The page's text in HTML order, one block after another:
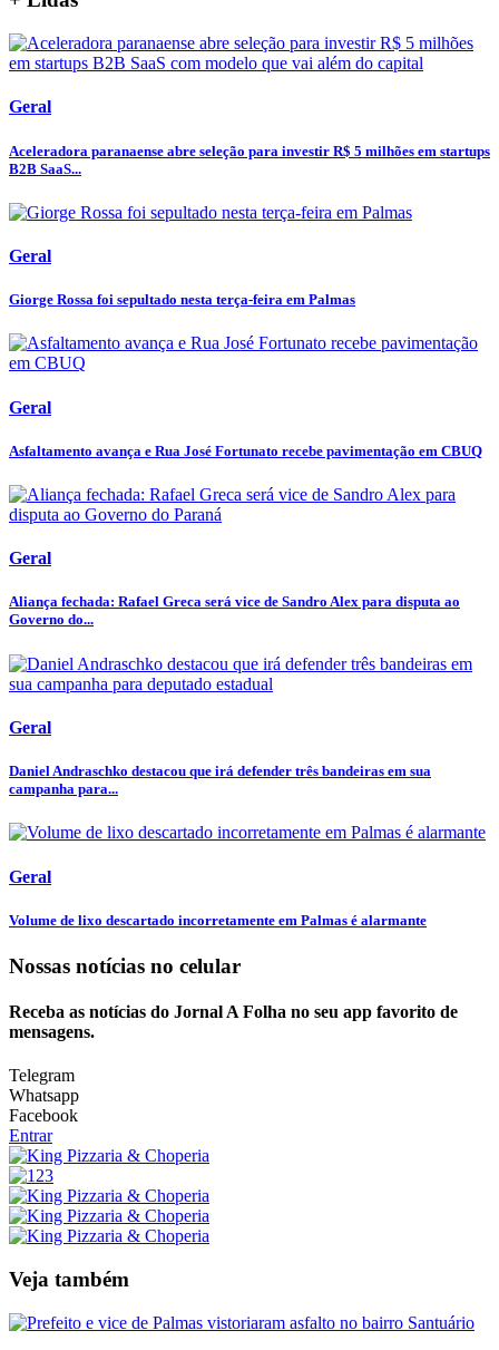
Geral
Aceleradora paranaense abre seleção para investir R$ 5 milhões em startups
B2B SaaS...
Geral
Giorge Rossa foi sepultado nesta terça-feira em Palmas
Geral
Asfaltamento avança e Rua José Fortunato recebe pavimentação em CBUQ
Geral
Aliança fechada: Rafael Greca será vice de Sandro Alex para disputa ao
Governo do...
Geral
Daniel Andraschko destacou que irá defender três bandeiras em sua
campanha para...
Geral
Volume de lixo descartado incorretamente em Palmas é alarmante
Nossas notícias no celular
Receba as notícias do Jornal A Folha no seu app favorito de
mensagens.
Telegram
Whatsapp
Facebook
Entrar
Veja também